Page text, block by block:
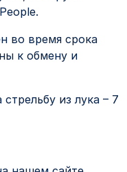
во время срока
к обмену и
из лука – 7